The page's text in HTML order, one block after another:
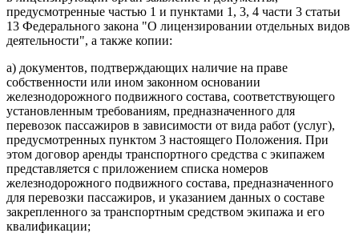
предусмотренные частью 1 и пунктами 1, 3, 4 части 3 статьи
13 Федерального закона "О лицензировании отдельных видов
деятельности", а также копии:
а) документов, подтверждающих наличие на праве
собственности или ином законном основании
железнодорожного подвижного состава, соответствующего
установленным требованиям, предназначенного для
перевозок пассажиров в зависимости от вида работ (услуг),
предусмотренных пунктом 3 настоящего Положения. При
этом договор аренды транспортного средства с экипажем
представляется с приложением списка номеров
железнодорожного подвижного состава, предназначенного
для перевозки пассажиров, и указанием данных о составе
закрепленного за транспортным средством экипажа и его
квалификации;